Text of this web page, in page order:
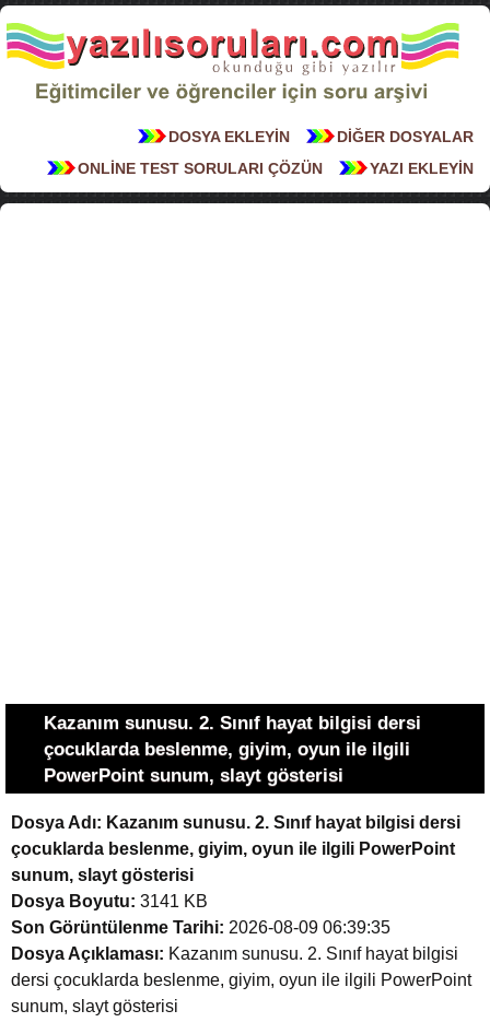
DİĞER DOSYALAR
DOSYA EKLEYİN
YAZI EKLEYİN
ONLİNE TEST SORULARI ÇÖZÜN
Kazanım sunusu. 2. Sınıf hayat bilgisi dersi
çocuklarda beslenme, giyim, oyun ile ilgili
PowerPoint sunum, slayt gösterisi
Dosya Adı: Kazanım sunusu. 2. Sınıf hayat bilgisi dersi
çocuklarda beslenme, giyim, oyun ile ilgili PowerPoint
sunum, slayt gösterisi
Dosya Boyutu: 3141 KB
Son Görüntülenme Tarihi: 2026-08-09 06:39:35
Dosya Açıklaması: Kazanım sunusu. 2. Sınıf hayat bilgisi
dersi çocuklarda beslenme, giyim, oyun ile ilgili PowerPoint
sunum, slayt gösterisi